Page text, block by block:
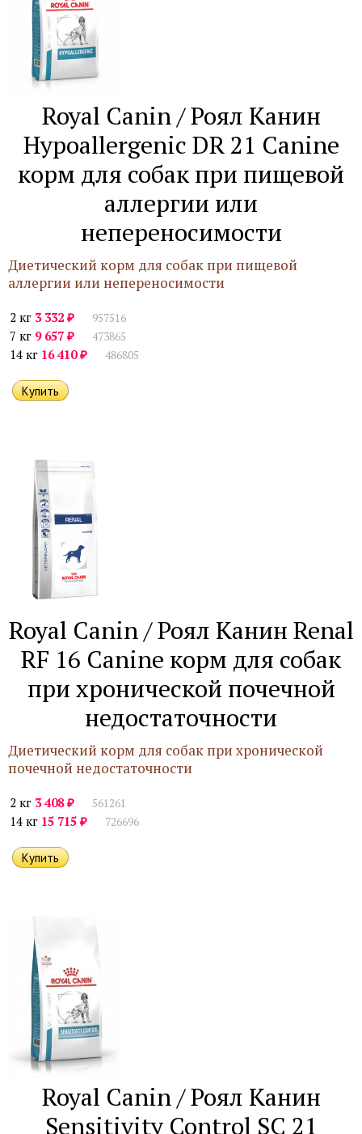
Royal Canin / Роял Канин
Hypoallergenic DR 21 Canine
корм для собак при пищевой
аллергии или
непереносимости
Диетический корм для собак при пищевой
аллергии или непереносимости
2 кг 3 332 ₽ 957516
7 кг 9 657 ₽ 473865
14 кг 16 410₽ 486805
Royal Canin / Роял Канин Renal
RF 16 Canine корм для собак
при хронической почечной
недостаточности
Диетический корм для собак при хронической
почечной недостаточности
2 кг 3 408₽ 561261
14 кг 15 715 ₽ 726696
Royal Canin / Роял Канин
Sensitivity Control SC 21